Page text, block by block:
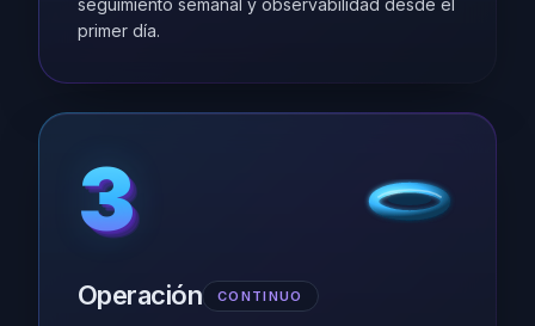
seguimiento semanal y observabilidad desde el
primer día.
3
3
3
3
3
Operación CONTINUO